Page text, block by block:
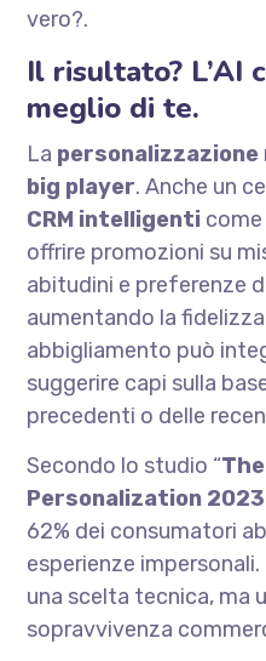
vero?.
Il risultato? L’AI
meglio di te.
La personalizzazione
big player. Anche un
CRM intelligenti
offrire promozioni su
abitudini e preferenze
aumentando la
abbigliamento può
suggerire capi sulla
precedenti o delle
Secondo lo studio “
Personalization 2023
62% dei consumatori
esperienze
una scelta tecnica, ma
sopravvivenza